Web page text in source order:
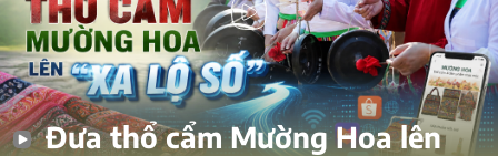
Đưa thổ cẩm Mường Hoa lên